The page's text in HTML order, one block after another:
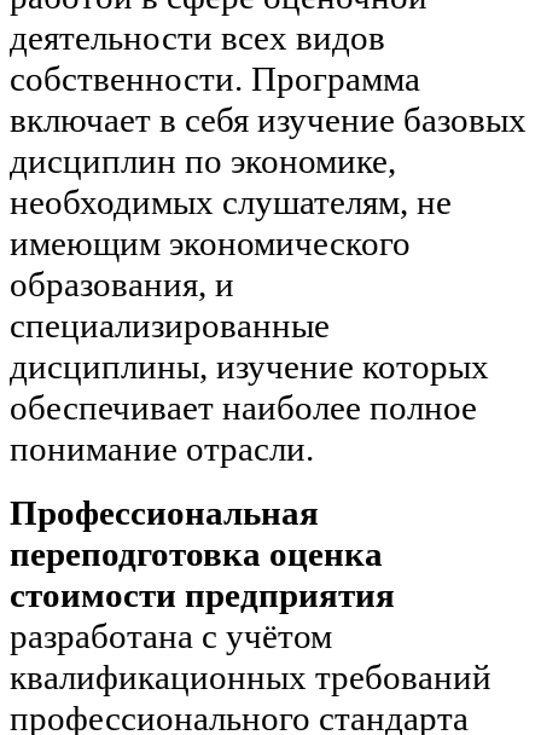
деятельности всех видов
собственности. Программа
включает в себя изучение базовых
дисциплин по экономике,
необходимых слушателям, не
имеющим экономического
образования, и
специализированные
дисциплины, изучение которых
обеспечивает наиболее полное
понимание отрасли.
Профессиональная
переподготовка оценка
стоимости предприятия
разработана с учётом
квалификационных требований
профессионального стандарта